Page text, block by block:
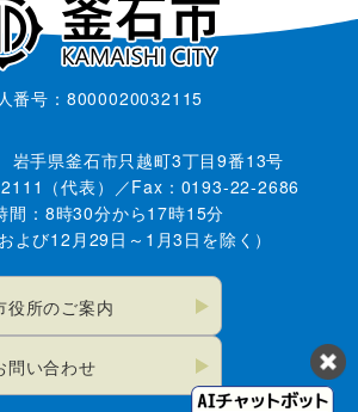
番号：8000020032115
手県釜石市只越町3丁目9番13号
（代表）／Fax：0193-22-2686
間：8時30分から17時15分
よび12月29日～1月3日を除く）
役所のご案内
問い合わせ